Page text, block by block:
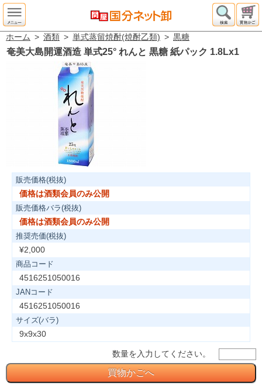
ホーム > 酒類 > 単式蒸留焼酎(焼酎乙類) > 黒糖
奄美大島開運酒造 単式25° れんと 黒糖 紙パック 1.8Lx1
販売価格(税抜)
価格は酒類会員のみ公開
販売価格バラ(税抜)
価格は酒類会員のみ公開
推奨売価(税抜)
¥2,000
商品コード
4516251050016
JANコード
4516251050016
サイズ(バラ)
9x9x30
数量を入力してください。